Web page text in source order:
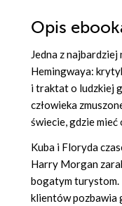
Opis
Jedna z
Hemingwaya:
i traktat o ludzkiej
człowieka
świecie, gdzie mieć
Kuba i Floryda
Harry Morgan
bogatym turystom.
klientów pozbawia